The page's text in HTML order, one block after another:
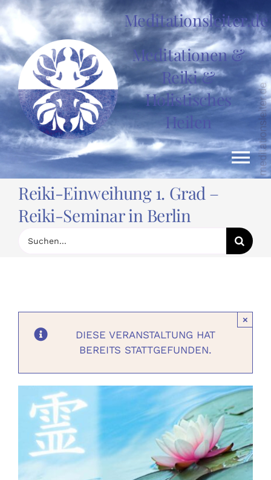
Zum
Inhalt
springen
Meditationsleiter.de
Meditationen &
Reiki &
Holistisches
Heilen
News
Events
Shop
About
Reiki-Einweihung 1. Grad –
Reiki-Seminar in Berlin
nach:
DIESE VERANSTALTUNG HAT
BEREITS STATTGEFUNDEN.
×